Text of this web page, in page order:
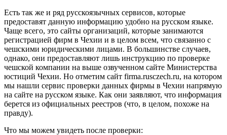
Есть так же и ряд русскоязычных сервисов, которые
предоставят данную информацию удобно на русском языке.
Чаще всего, это сайты организаций, которые занимаются
регистрацией фирм в Чехии и в целом всем, что связанно с
чешскими юридическими лицами. В большинстве случаев,
однако, они предоставляют лишь инструкцию по проверке
чешской компании на выше озвученном сайте Министерства
юстиций Чехии. Но отметим сайт firma.rusczech.ru, на котором
мы нашли сервис проверки данных фирмы в Чехии напрямую
на сайте на русском языке. Как они заявляют, что информация
берется из официальных реестров (что, в целом, похоже на
правду).
Что мы можем увидеть после проверки: